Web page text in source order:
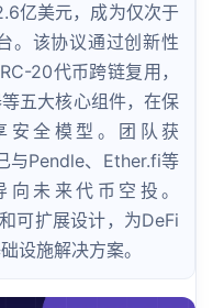
亿美元，成为仅次于
。该协议通过创新性
20代币跨链复用，
五大核心组件，在保
安全模型。团队获
与Pendle、Ether.fi等
未来代币空投。
可扩展设计，为DeFi
设施解决方案。